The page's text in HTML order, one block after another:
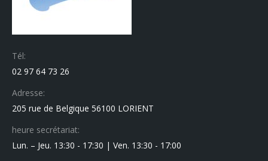
Tél:
02 97 64 73 26
Adresse:
205 rue de Belgique 56100 LORIENT
heure secrétariat:
Lun. – Jeu. 13:30 - 17:30 | Ven. 13:30 - 17:00